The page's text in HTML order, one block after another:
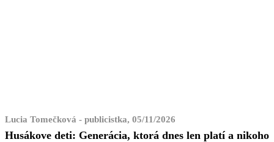
Lucia Tomečková - publicistka, 05/11/2026
Husákove deti: Generácia, ktorá dnes len platí a nikoho